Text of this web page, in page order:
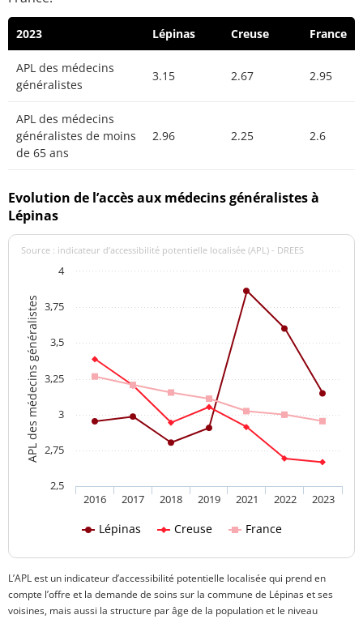
2023 Lépinas Creuse France
APL des médecins
généralistes
3.15 2.67 2.95
APL des médecins
généralistes de moins
de 65 ans
2.96 2.25 2.6
Evolution de l’accès aux médecins généralistes à
Lépinas
APL des médecins généralistes
Source : indicateur d’accessibilité potentielle localisée (APL) - DREES
Lépinas Creuse France
2016 2017 2018 2019 2021 2022 2023
2,5
2,75
3
3,25
3,5
3,75
4
L’APL est un indicateur d’accessibilité potentielle localisée qui prend en
compte l’offre et la demande de soins sur la commune de Lépinas et ses
voisines, mais aussi la structure par âge de la population et le niveau